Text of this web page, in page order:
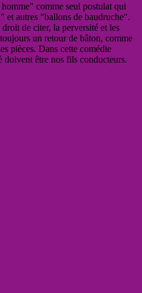
comme seul postulat qui
et autres "ballons de baudruche".
de citer, la perversité et les
un retour de bâton, comme
pièces. Dans cette comédie
être nos fils conducteurs.